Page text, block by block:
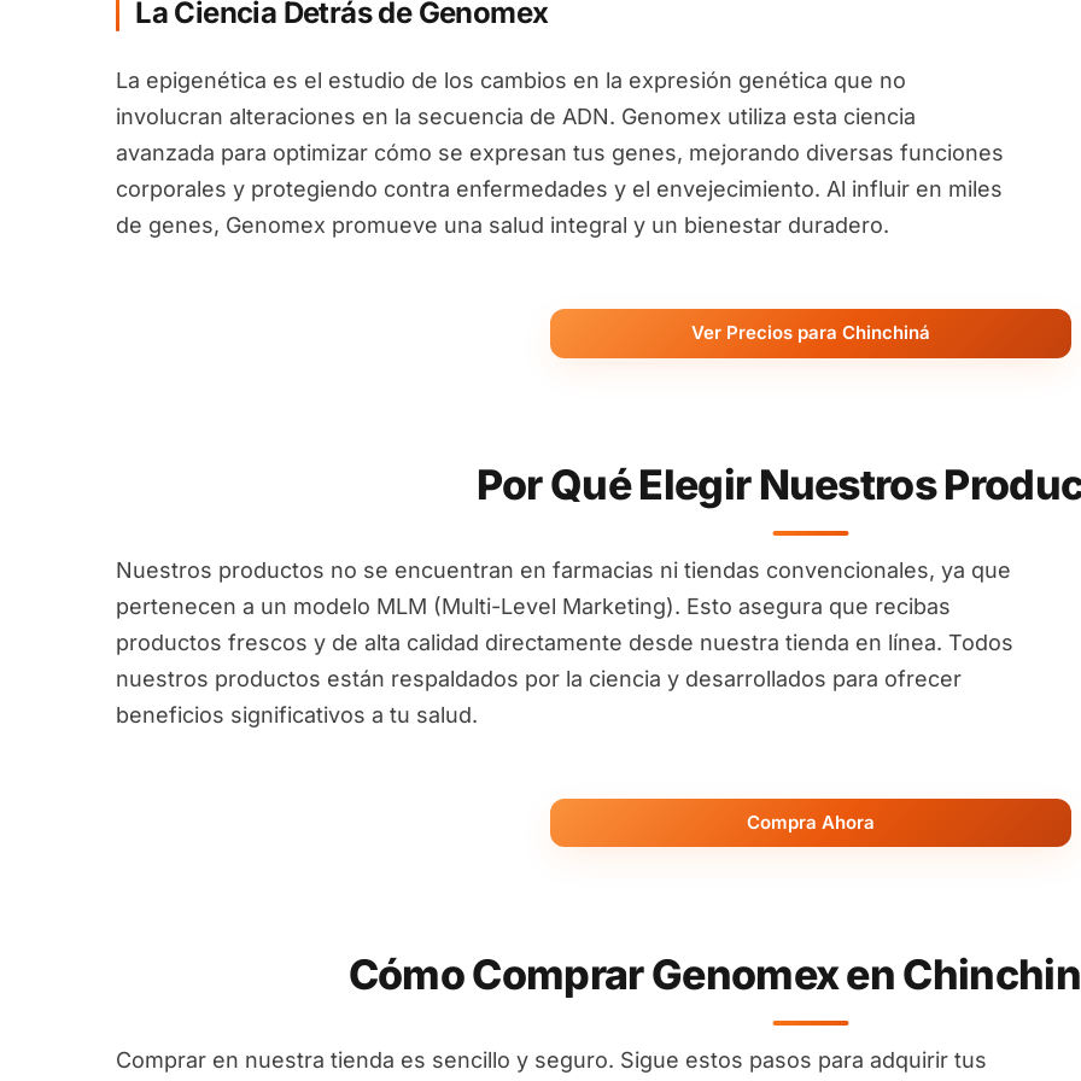
La Ciencia Detrás de Genomex
La epigenética es el estudio de los cambios en la expresión genética que no
involucran alteraciones en la secuencia de ADN. Genomex utiliza esta ciencia
avanzada para optimizar cómo se expresan tus genes, mejorando diversas funciones
corporales y protegiendo contra enfermedades y el envejecimiento. Al influir en miles
de genes, Genomex promueve una salud integral y un bienestar duradero.
Ver Precios para Chinchiná
Por Qué Elegir Nuestros
Nuestros productos no se encuentran en farmacias ni tiendas convencionales, ya que
pertenecen a un modelo MLM (Multi-Level Marketing). Esto asegura que recibas
productos frescos y de alta calidad directamente desde nuestra tienda en línea. Todos
nuestros productos están respaldados por la ciencia y desarrollados para ofrecer
beneficios significativos a tu salud.
Compra Ahora
Cómo Comprar Genomex en
Comprar en nuestra tienda es sencillo y seguro. Sigue estos pasos para adquirir tus